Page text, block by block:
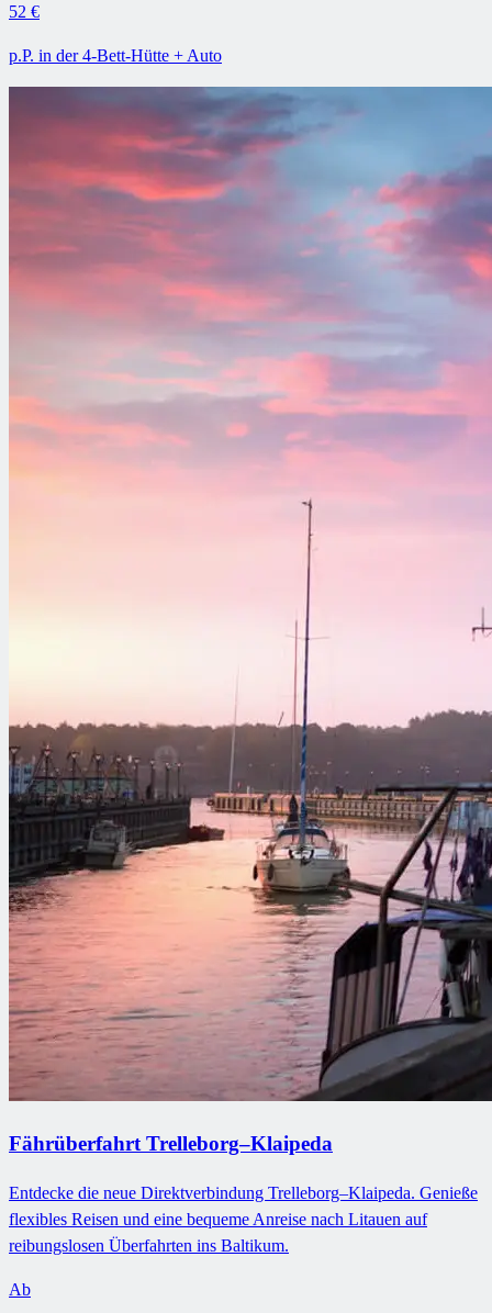
52 €
p.P. in der 4-Bett-Hütte + Auto
Fährüberfahrt Trelleborg–Klaipeda
Entdecke die neue Direktverbindung Trelleborg–Klaipeda. Genieße
flexibles Reisen und eine bequeme Anreise nach Litauen auf
reibungslosen Überfahrten ins Baltikum.
Ab